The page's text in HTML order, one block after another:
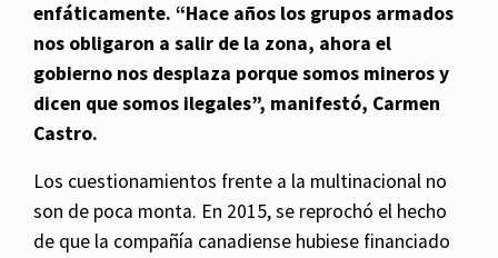
enfáticamente. “Hace años los grupos armados
nos obligaron a salir de la zona, ahora el
gobierno nos desplaza porque somos mineros y
dicen que somos ilegales”, manifestó, Carmen
Castro.
Los cuestionamientos frente a la multinacional no
son de poca monta. En 2015, se reprochó el hecho
de que la compañía canadiense hubiese financiado